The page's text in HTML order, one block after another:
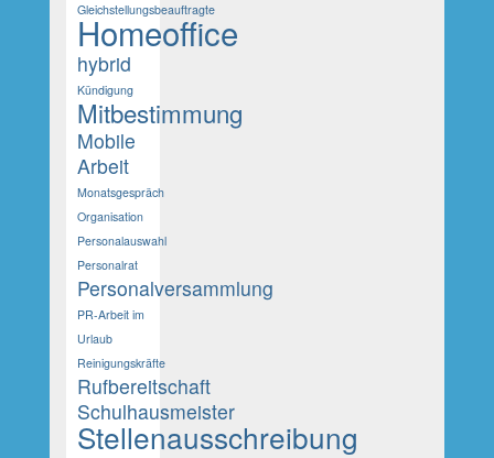
Gleichstellungsbeauftragte
Homeoffice
hybrid
Kündigung
Mitbestimmung
Mobile
Arbeit
Monatsgespräch
Organisation
Personalauswahl
Personalrat
Personalversammlung
PR-Arbeit im
Urlaub
Reinigungskräfte
Rufbereitschaft
Schulhausmeister
Stellenausschreibung